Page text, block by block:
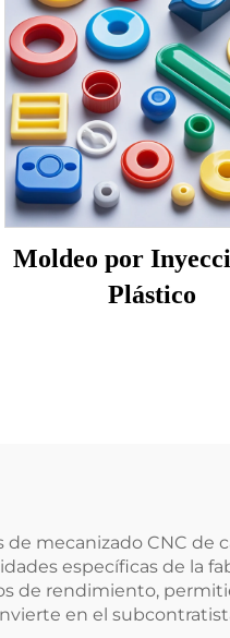
Moldeo por
Plástico
de mecanizado CNC
específicas de la
de rendimiento,
en el